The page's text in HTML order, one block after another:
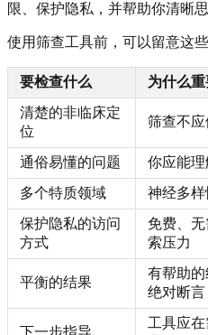
限、保护隐私，并帮助你清晰思
使用筛查工具前，可以留意这些
要检查什么
为什么重
清楚的非临床定
位
筛查不
通俗易懂的问题
你应能
多个特质领域
神经多
保护隐私的访问
方式
免费、
索压力
平衡的结果
有帮助
绝对断言
工具应